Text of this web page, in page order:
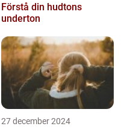
Förstå din hudtons
underton
27 december 2024